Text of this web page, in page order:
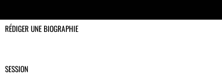
RÉDIGER UNE BIOGRAPHIE
SESSION